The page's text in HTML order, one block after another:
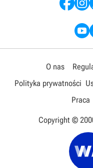
O nas
Polityka prywatności
Praca
Copyright ©